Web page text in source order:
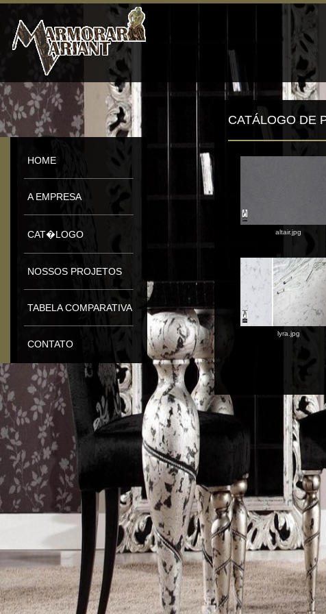
HOME
A EMPRESA
CAT�LOGO
NOSSOS PROJETOS
TABELA COMPARATIVA
CONTATO
CATÁLOGO DE
altair.jpg
lyra.jpg